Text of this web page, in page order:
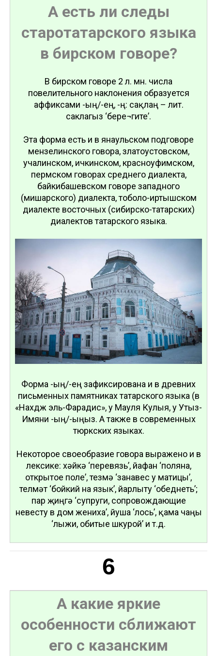
А есть ли следы
старотатарского языка
в бирском говоре?
В бирском говоре 2 л. мн. числа
повелительного наклонения образуется
аффиксами -ың/-ең, -ң: сақлаң – лит.
саклагыз ‘бере¬гите’.
Эта форма есть и в янаульском подговоре
мензелинского говора, златоустовском,
учалинском, ичкинском, красноуфимском,
пермском говорах среднего диалекта,
байкибашевском говоре западного
(мишарского) диалекта, тоболо-иртышском
диалекте восточных (сибирско-татарских)
диалектов татарского языка.
Форма -ың/-ең зафиксирована и в древних
письменных памятниках татарского языка (в
«Нахдж эль-Фарадис», у Мауля Кулыя, у Утыз-
Имяни -ың/-ыңыз. А также в современных
тюркских языках.
Некоторое своеобразие говора выражено и в
лексике: хәйкә ‘перевязь’, йафан ‘поляна,
открытое поле’, тезмә ‘занавес у матицы’,
телмәт ‘бойкий на язык’, йарлыту ‘обеднеть’;
пар җиңгә ‘супруги, сопровождающие
невесту в дом жениха’, йуша ‘лось’, қама чаңғы
‘лыжи, обитые шкурой’ и т.д.
6
А какие яркие
особенности сближают
его с казанским